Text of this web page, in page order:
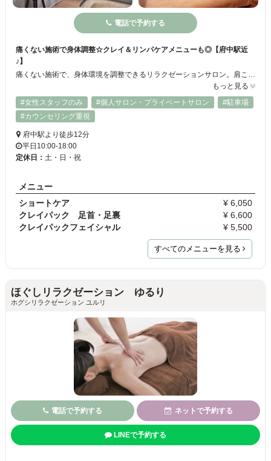
電話で予約する
痛くない施術で身体調整☆クレイ＆リンパケアメニューも◎【府中駅近
♪】
もっと見る
#女性スタッフのみ
#個人サロン・プライベートサロン
#駐車場
#カウンセリング重視
府中駅より徒歩12分
平日10:00-18:00
定休日： 土・日・祝
メニュー
ショートケア
¥ 6,050
クレイパック 足首・足裏
¥ 6,600
クレイパックフェイシャル
¥ 5,500
すべてのメニューを見る
ほぐしリラクゼーション ゆるり
ホグシリラクゼーション ユルリ
電話で予約する ネットで予約する
LINEで予約する